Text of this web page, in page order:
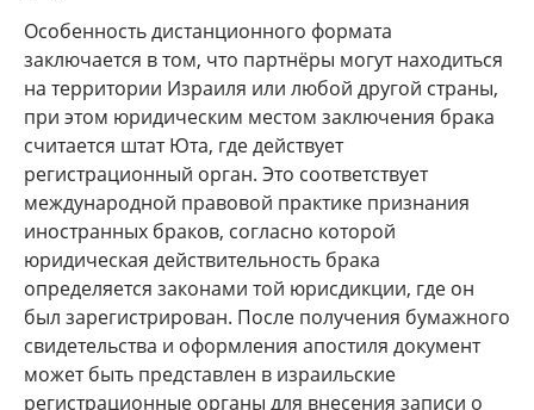
Особенность дистанционного формата
заключается в том, что партнёры могут находиться
на территории Израиля или любой другой страны,
при этом юридическим местом заключения брака
считается штат Юта, где действует
регистрационный орган. Это соответствует
международной правовой практике признания
иностранных браков, согласно которой
юридическая действительность брака
определяется законами той юрисдикции, где он
был зарегистрирован. После получения бумажного
свидетельства и оформления апостиля документ
может быть представлен в израильские
регистрационные органы для внесения записи о